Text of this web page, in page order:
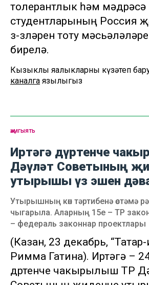
толерантлык һәм мәдрәсә
студентларының Россия
үз-үзләрен тоту
бирелә.
Кызыклы яңалыкларны күзәтеп
каналга язылыгыз
җәмгыять
Иртәгә дүртенче
Дәүләт Советының
утырышы үз эшен
Утырышның көн тәртибенә өстәмә
чыгарыла. Аларның 15е – ТР
– федераль законнар проектлары
(Казан, 23 декабрь,
Римма Гатина). Иртәгә –
дүртенче чакырылыш ТР